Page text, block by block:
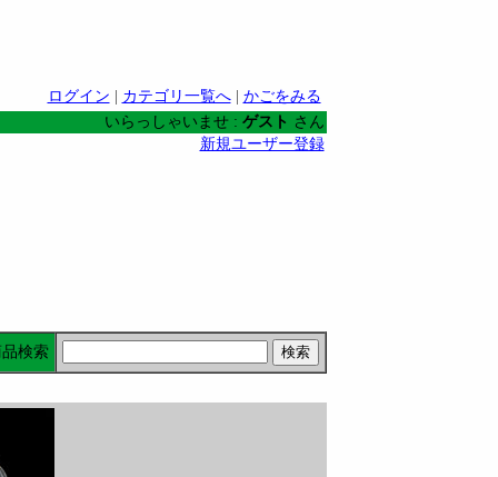
ログイン カテゴリ一覧へ| かごをみる
いらっしゃいませ : ゲスト さん
新規ユーザー登録
検索